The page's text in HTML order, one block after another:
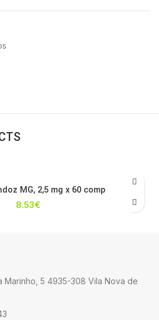
MG, 2,5 mg x 60 comp
8.53€
Marinho, 5 4935-308 Vila Nova de